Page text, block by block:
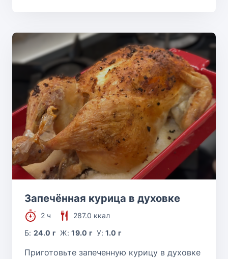
Запечённая курица в духовке
2 ч
287.0 ккал
Б:24.0 г Ж:19.0 г У:1.0 г
Приготовьте запеченную курицу в духовке